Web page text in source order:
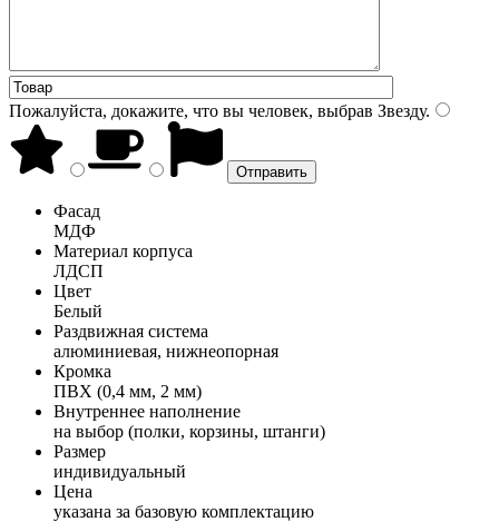
Пожалуйста, докажите, что вы человек, выбрав Звезду.
Фасад
МДФ
Материал корпуса
ЛДСП
Цвет
Белый
Раздвижная система
алюминиевая, нижнеопорная
Кромка
ПВХ (0,4 мм, 2 мм)
Внутреннее наполнение
на выбор (полки, корзины, штанги)
Размер
индивидуальный
Цена
указана за базовую комплектацию